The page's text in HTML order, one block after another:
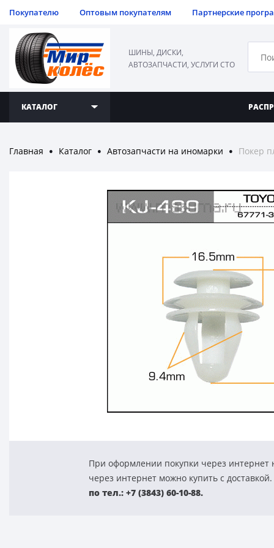
Покупателю Оптовым покупателям Партнерские
ШИНЫ, ДИСКИ,
АВТОЗАПЧАСТИ, УСЛУГИ СТО
КАТАЛОГ
Главная ● Каталог ● Автозапчасти на иномарки ● Покер
При оформлении покупки через интернет
через интернет можно купить с
по тел.: +7 (3843) 60-10-88.